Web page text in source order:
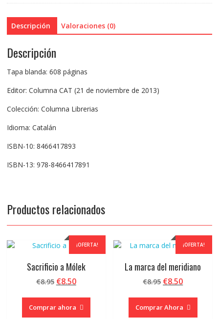
Descripción Valoraciones (0)
Descripción
Tapa blanda: 608 páginas
Editor: Columna CAT (21 de noviembre de 2013)
Colección: Columna Librerias
Idioma: Catalán
ISBN-10: 8466417893
ISBN-13: 978-8466417891
Productos relacionados
¡OFERTA!
Sacrificio a Mólek
€8.95 El
original
era:
€8.50El
actual
es:
Comprar ahora
¡OFERTA!
La marca del meridiano
€8.95 El
original
era:
€8.50El
actual
es:
Comprar Ahora